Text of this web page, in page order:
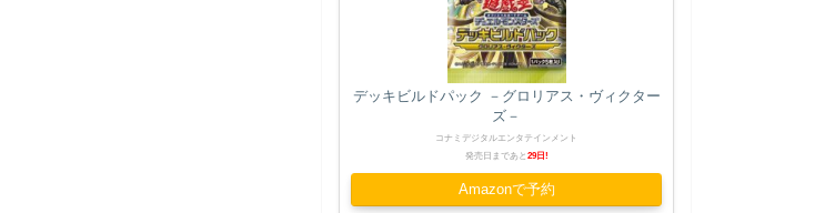
デッキビルドパック －グロリアス・ヴィクター
ズ－
コナミデジタルエンタテインメント
発売日まであと 29日!
Amazonで予約